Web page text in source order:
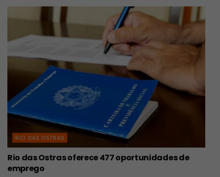
RIO DAS OSTRAS
Rio das Ostras oferece 477 oportunidades de
emprego